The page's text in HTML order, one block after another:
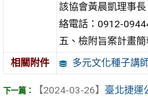
該協會黃晨凱理事
絡電話：0912-
五、檢附旨案計畫簡
相關附件
多元文化種子講
【2024-03-26】 臺北捷運